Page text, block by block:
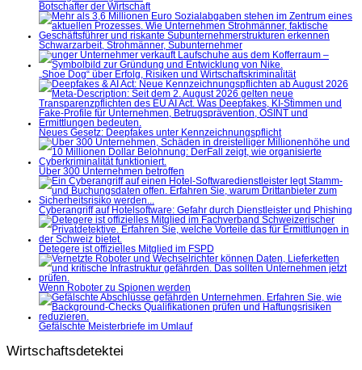
Botschafter der Wirtschaft
Schwarzarbeit, Strohmänner, Subunternehmer
„Shoe Dog“ über Erfolg, Risiken und Wirtschaftskriminalität
Neues Gesetz: Deepfakes unter Kennzeichnungspflicht
Über 300 Unternehmen betroffen
Cyberangriff auf Hotelsoftware: Gefahr durch Dienstleister und Phishing
Detegere ist offizielles Mitglied im FSPD
Wenn Roboter zu Spionen werden
Gefälschte Meisterbriefe im Umlauf
Wirtschaftsdetektei